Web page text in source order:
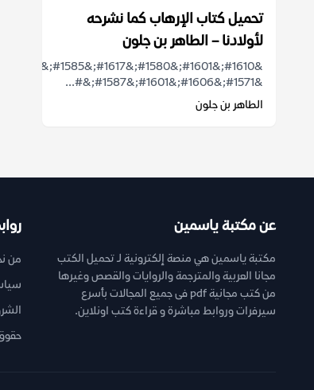
تحميل كتاب الإرهاب كما نشرحه
لأولادنا – الطاهر بن جلون
&#1571;&#1606;&#1601;&#1587;&#...
الطاهر بن جلون
عن مكتبة ياسمين
مكتبة ياسمين هي منصة إلكترونية لـ تحميل الكتب
مجانا العربية والمترجمة والروايات والقصص وغيرها
من كتب مجانية pdf فى جميع المجالات بأسرع
سيرفرات وروابط مباشرة و قراءة كتب اونلاين.
من